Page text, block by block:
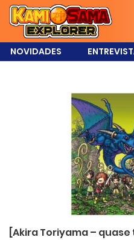
NOVIDADES
[Akira Toriyama –